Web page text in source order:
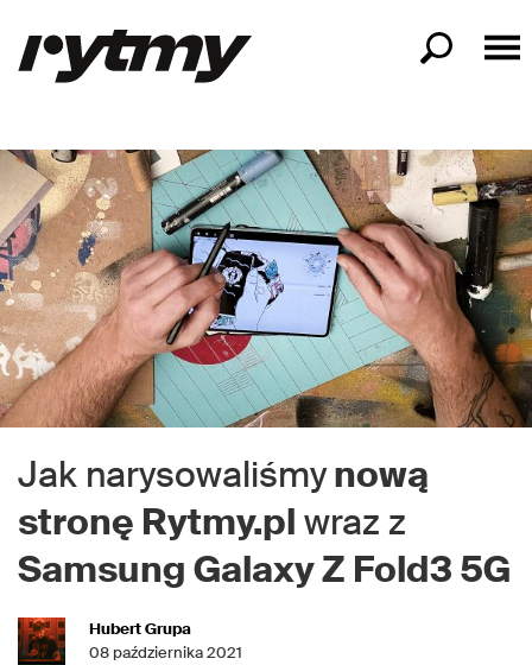
Jak narysowaliśmynową
stronę Rytmy.pl wraz z
Samsung Galaxy Z Fold3 5G
Hubert Grupa
08 października 2021